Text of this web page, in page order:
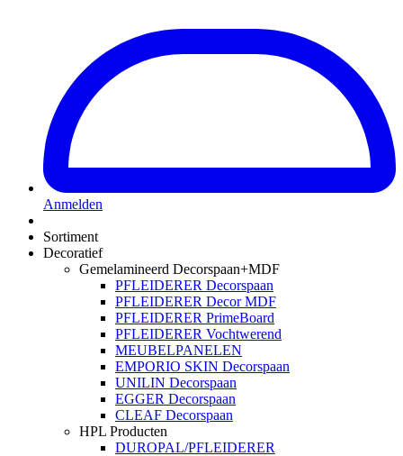
Anmelden
Sortiment
Decoratief
Gemelamineerd Decorspaan+MDF
PFLEIDERER Decorspaan
PFLEIDERER Decor MDF
PFLEIDERER PrimeBoard
PFLEIDERER Vochtwerend
MEUBELPANELEN
EMPORIO SKIN Decorspaan
UNILIN Decorspaan
EGGER Decorspaan
CLEAF Decorspaan
HPL Producten
DUROPAL/PFLEIDERER